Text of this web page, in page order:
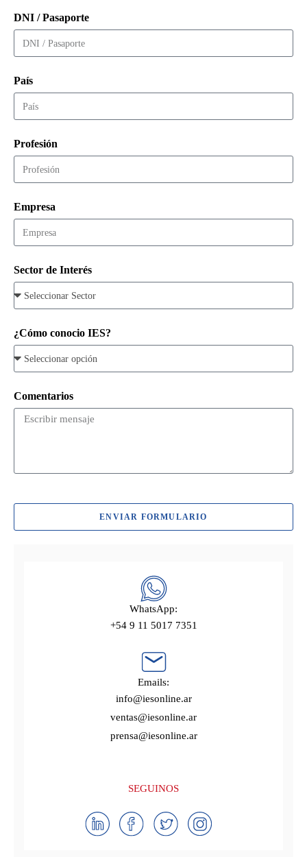
DNI / Pasaporte
País
Profesión
Empresa
Sector de Interés
¿Cómo conocio IES?
Comentarios
ENVIAR FORMULARIO
WhatsApp:
+54 9 11 5017 7351
Emails:
info@iesonline.ar
ventas@iesonline.ar
prensa@iesonline.ar
SEGUINOS